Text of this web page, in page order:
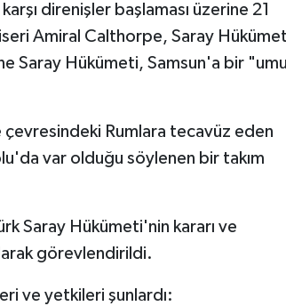
direnişler başlaması üzerine 21
Amiral Calthorpe, Saray
Saray Hükümeti, Samsun'a bir
Rumlara tecavüz eden
var olduğu söylenen bir takım
Saray Hükümeti'nin kararı ve
görevlendirildi.
ve yetkileri şunlardı: